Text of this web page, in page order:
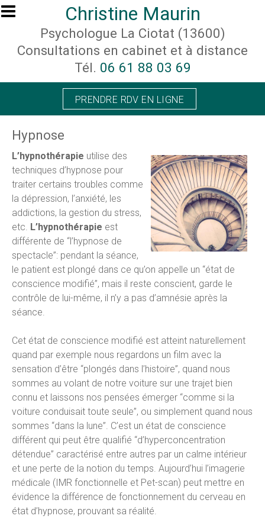
Aller au contenu principalChristine Maurin
Psychologue La Ciotat (13600)
Consultations en cabinet et à distance
Tél. 06 61 88 03 69
PRENDRE RDV EN LIGNE
Hypnose
L’hypnothérapie utilise des
techniques d’hypnose pour
traiter certains troubles comme
la dépression, l’anxiété, les
addictions, la gestion du stress,
etc. L’hypnothérapie est
différente de “l’hypnose de
spectacle”: pendant la séance,
le patient est plongé dans ce qu’on appelle un “état de
conscience modifié”, mais il reste conscient, garde le
contrôle de lui-même, il n’y a pas d’amnésie après la
séance.
Cet état de conscience modifié est atteint naturellement
quand par exemple nous regardons un film avec la
sensation d’être “plongés dans l’histoire”, quand nous
sommes au volant de notre voiture sur une trajet bien
connu et laissons nos pensées émerger “comme si la
voiture conduisait toute seule”, ou simplement quand nous
sommes “dans la lune”. C’est un état de conscience
différent qui peut être qualifié “d’hyperconcentration
détendue” caractérisé entre autres par un calme intérieur
et une perte de la notion du temps. Aujourd’hui l’imagerie
médicale (IMR fonctionnelle et Pet-scan) peut mettre en
évidence la différence de fonctionnement du cerveau en
état d’hypnose, prouvant sa réalité.